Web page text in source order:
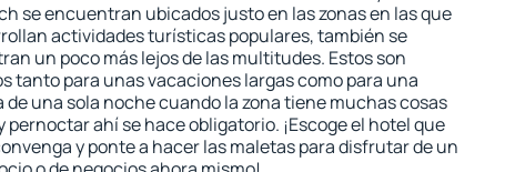
se encuentran ubicados justo en las zonas en las que
actividades turísticas populares, también se
un poco más lejos de las multitudes. Estos son
tanto para unas vacaciones largas como para una
de una sola noche cuando la zona tiene muchas cosas
pernoctar ahí se hace obligatorio. ¡Escoge el hotel que
y ponte a hacer las maletas para disfrutar de un